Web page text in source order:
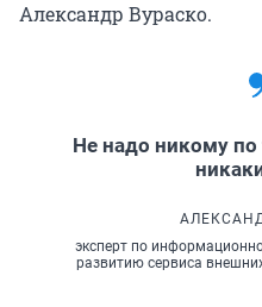
Александр Вураско.
Не надо никому по
эксперт по
развитию сервиса